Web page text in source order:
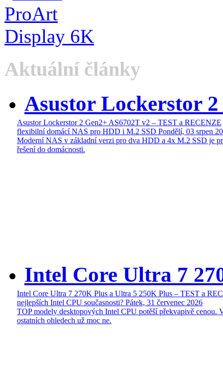
Aktuální články
Asustor Lockerstor
Asustor Lockerstor 2 Gen2+ AS6702T v2 – TEST a RECENZE
flexibilní domácí NAS pro HDD i M.2 SSD Pondělí, 03 srpen
Moderní NAS v základní verzi pro dva HDD a 4x M.2 SSD je
řešení do domácnosti.
Intel Core Ultra 7
Intel Core Ultra 7 270K Plus a Ultra 5 250K Plus – TEST a
nejlepších Intel CPU současnosti? Pátek, 31 červenec 2026
TOP modely desktopových Intel CPU potěší překvapivě cenou.
ostatních ohledech už moc ne.